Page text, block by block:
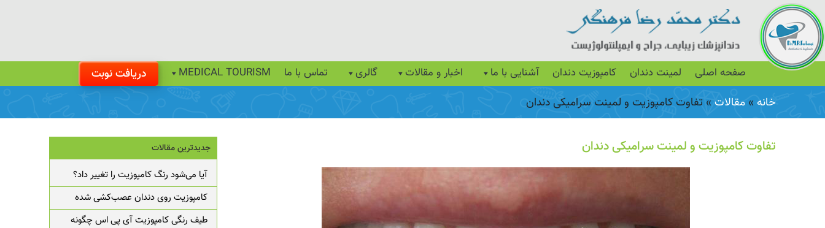
صفحه اصلی لمینت دندان کامپوزیت دندان آشنایی با ما اخبار و مقالات گالری تماس با ما MEDICAL TOURISM
دریافت نوبت
خانه » مقالات » تفاوت کامپوزیت و لمینت سرامیکی دندان
تفاوت کامپوزیت و لمینت سرامیکی دندان جدیدترین مقالات
آیا می‌شود رنگ کامپوزیت را تغییر داد؟
کامپوزیت روی دندان عصب‌کشی شده
طیف رنگی کامپوزیت آی پی اس چگونه